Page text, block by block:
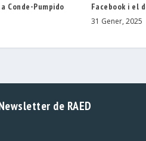
Conde-Pumpido Facebook i el
31 Gener, 2025
de RAED